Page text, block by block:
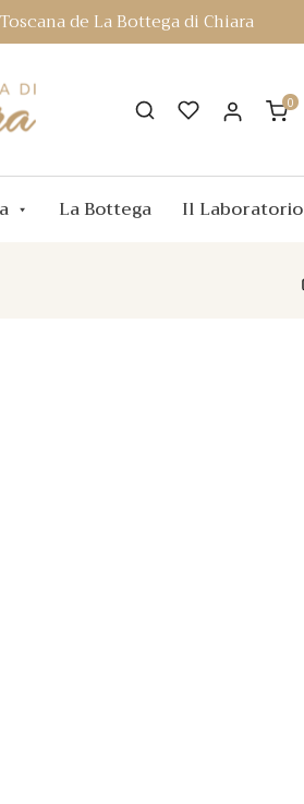
de La Bottega di Chiara
0
La Bottega Il Laboratorio